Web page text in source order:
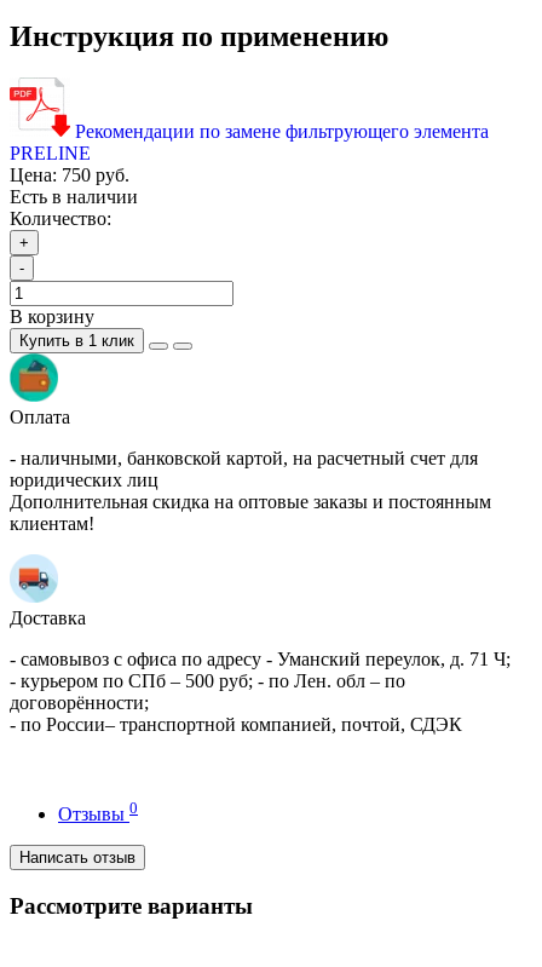
Инструкция по применению
Рекомендации по замене фильтрующего элемента
PRELINE
Цена: 750 руб.
Есть в наличии
Количество:
+
-
В корзину
Купить в 1 клик
Оплата
- наличными, банковской картой, на расчетный счет для
юридических лиц
Дополнительная скидка на оптовые заказы и постоянным
клиентам!
Доставка
- самовывоз с офиса по адресу - Уманский переулок, д. 71 Ч;
- курьером по СПб – 500 руб; - по Лен. обл – по
договорённости;
- по России– транспортной компанией, почтой, СДЭК
Отзывы 0
Написать отзыв
Рассмотрите варианты